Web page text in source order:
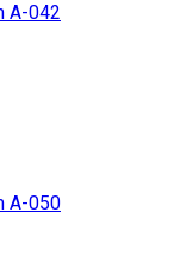
A-042
A-050